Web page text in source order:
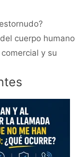
cuerpo humano
y su